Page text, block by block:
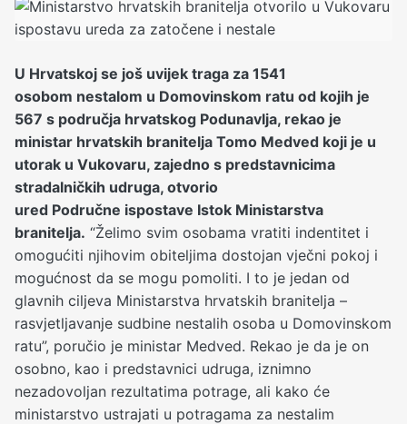
U Hrvatskoj se još uvijek traga za 1541
osobom nestalom u Domovinskom ratu od kojih je
567 s područja hrvatskog Podunavlja, rekao je
ministar hrvatskih branitelja Tomo Medved koji je u
utorak u Vukovaru, zajedno s predstavnicima
stradalničkih udruga, otvorio
ured Područne ispostave Istok Ministarstva
branitelja. “Želimo svim osobama vratiti indentitet i
omogućiti njihovim obiteljima dostojan vječni pokoj i
mogućnost da se mogu pomoliti. I to je jedan od
glavnih ciljeva Ministarstva hrvatskih branitelja –
rasvjetljavanje sudbine nestalih osoba u Domovinskom
ratu”, poručio je ministar Medved. Rekao je da je on
osobno, kao i predstavnici udruga, iznimno
nezadovoljan rezultatima potrage, ali kako će
ministarstvo ustrajati u potragama za nestalim